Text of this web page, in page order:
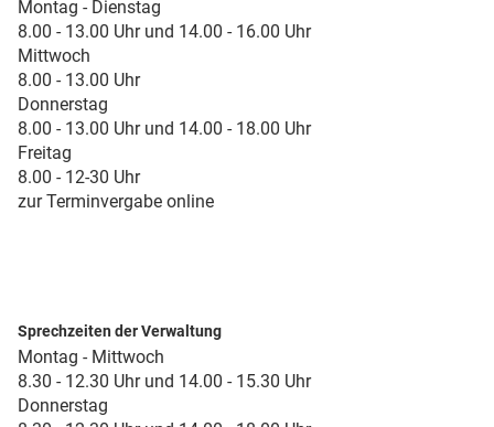
Montag - Dienstag
8.00 - 13.00 Uhr und 14.00 - 16.00 Uhr
Mittwoch
8.00 - 13.00 Uhr
Donnerstag
8.00 - 13.00 Uhr und 14.00 - 18.00 Uhr
Freitag
8.00 - 12-30 Uhr
zur Terminvergabe online
Sprechzeiten der Verwaltung
Montag - Mittwoch
8.30 - 12.30 Uhr und 14.00 - 15.30 Uhr
Donnerstag